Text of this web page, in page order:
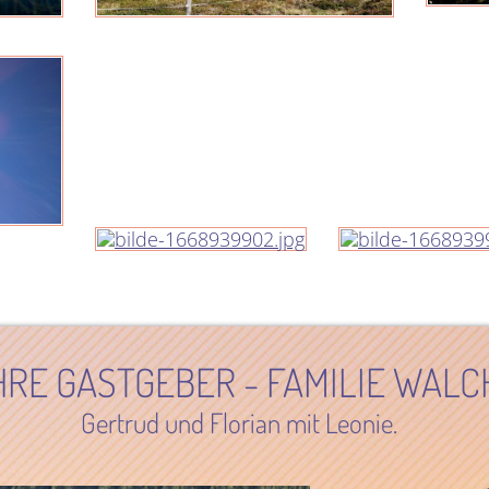
GASTGEBER - FAMILIE
Gertrud und Florian mit Leonie.